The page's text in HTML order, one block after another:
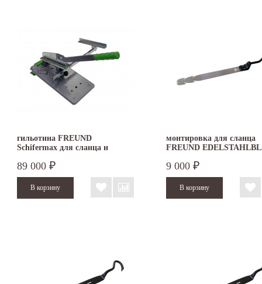
гильотина FREUND
Schifermax для сланца и
89 000 ₽
монтировка для сланца
FREUND
9 000 ₽